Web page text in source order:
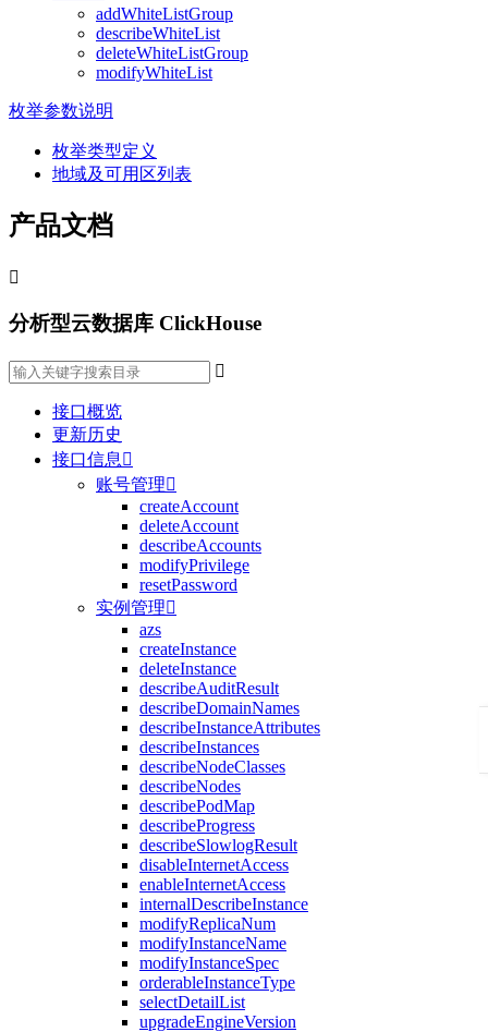
addWhiteListGroup
describeWhiteList
deleteWhiteListGroup
modifyWhiteList
枚举参数说明
枚举类型定义
地域及可用区列表
产品文档

分析型云数据库 ClickHouse

接口概览
更新历史
接口信息 
账号管理
createAccount
deleteAccount
describeAccounts
modifyPrivilege
resetPassword
实例管理
azs
createInstance
deleteInstance
describeAuditResult
describeDomainNames
describeInstanceAttributes
describeInstances
describeNodeClasses
describeNodes
describePodMap
describeProgress
describeSlowlogResult
disableInternetAccess
enableInternetAccess
internalDescribeInstance
modifyReplicaNum
modifyInstanceName
modifyInstanceSpec
orderableInstanceType
selectDetailList
upgradeEngineVersion